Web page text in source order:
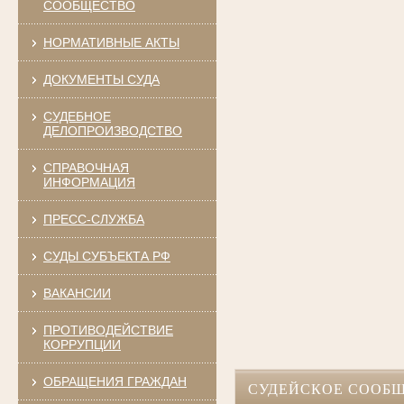
СООБЩЕСТВО
НОРМАТИВНЫЕ АКТЫ
ДОКУМЕНТЫ СУДА
СУДЕБНОЕ
ДЕЛОПРОИЗВОДСТВО
СПРАВОЧНАЯ
ИНФОРМАЦИЯ
ПРЕСС-СЛУЖБА
СУДЫ СУБЪЕКТА РФ
ВАКАНСИИ
ПРОТИВОДЕЙСТВИЕ
КОРРУПЦИИ
ОБРАЩЕНИЯ ГРАЖДАН
СУДЕЙСКОЕ